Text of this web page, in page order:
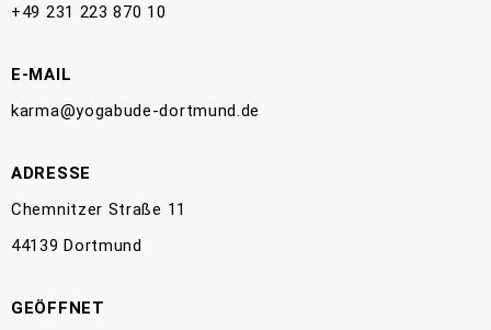
+49 231 223 870 10
E-MAIL
karma@yogabude-dortmund.de
ADRESSE
Chemnitzer Straße 11
44139 Dortmund
GEÖFFNET